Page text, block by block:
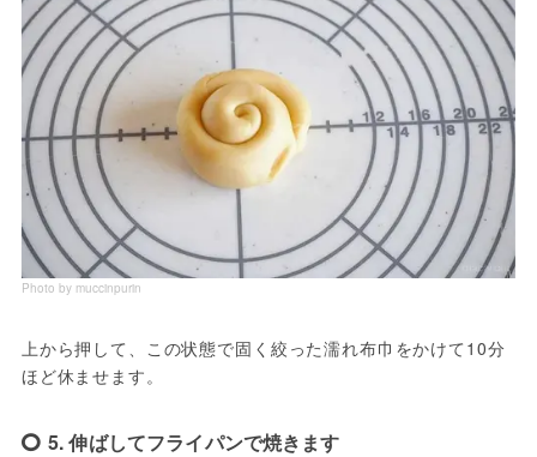
Photo by muccinpurin
上から押して、この状態で固く絞った濡れ布巾をかけて10分
5. 伸ばしてフライパンで焼きます